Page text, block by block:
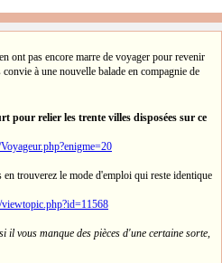
ont pas encore marre de voyager pour revenir
à une nouvelle balade en compagnie de
pour relier les trente villes disposées sur ce
trouverez le mode d'emploi qui reste identique
il vous manque des pièces d'une certaine sorte,